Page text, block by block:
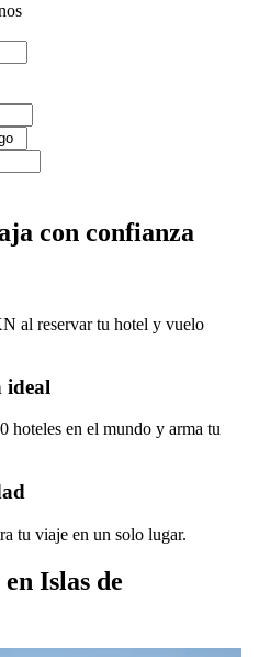
con confianza
al reservar tu hotel y vuelo
ideal
hoteles en el mundo y arma tu
tu viaje en un solo lugar.
Islas de